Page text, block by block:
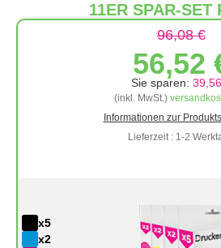
11ER SPAR-SET
96,08 €
56,52
Sie sparen:
(inkl. MwSt.)
Informationen zur
Lieferzeit : 1-2
x5
x2